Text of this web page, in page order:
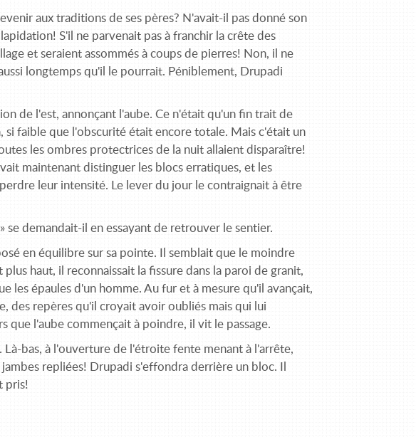
aux traditions de ses pères? N'avait-il pas donné son
S'il ne parvenait pas à franchir la crête des
et seraient assommés à coups de pierres! Non, il ne
longtemps qu'il le pourrait. Péniblement, Drupadi
de l'est, annonçant l'aube. Ce n'était qu'un fin trait de
si faible que l'obscurité était encore totale. Mais c'était un
les ombres protectrices de la nuit allaient disparaître!
maintenant distinguer les blocs erra­tiques, et les
leur intensité. Le lever du jour le contraignait à être
demandait-il en essayant de retrouver le sentier.
en équilibre sur sa pointe. Il semblait que le moindre
haut, il reconnaissait la fissure dans la paroi de granit,
les épaules d'un homme. Au fur et à mesure qu'il avançait,
des repères qu'il croyait avoir oubliés mais qui lui
que l'aube commençait à poindre, il vit le passage.
bas, à l'ouverture de l'étroite fente menant à l'arrête,
repliées! Drupadi s'effondra derrière un bloc. Il
pris!